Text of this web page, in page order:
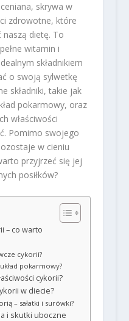
skrywa w
zdrowotne, które
dietę. To
witamin i
składnikiem
o swoją sylwetkę
składniki, takie jak
pokarmowy, oraz
właściwości
Pomimo swojego
w cieniu
przyjrzeć się jej
posiłków?
– co warto
cykorii?
pokarmowy?
cykorii?
w diecie?
– sałatki i surówki?
i skutki uboczne